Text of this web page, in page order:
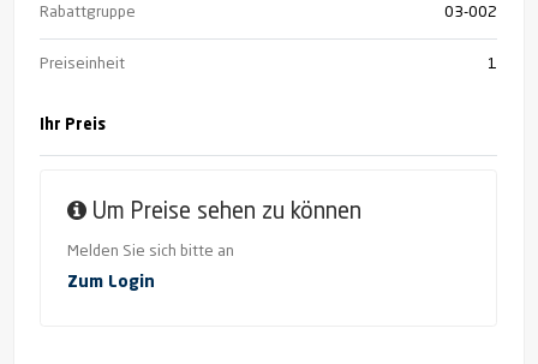
Rabattgruppe 03-002
Preiseinheit 1
Ihr Preis
Um Preise sehen zu können
Melden Sie sich bitte an
Zum Login